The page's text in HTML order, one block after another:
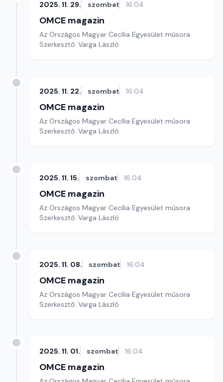
2025. 11. 29. szombat 16:04
OMCE magazin
Az Országos Magyar Cecília Egyesület műsora
Szerkesztő: Varga László
2025. 11. 22. szombat 16:04
OMCE magazin
Az Országos Magyar Cecília Egyesület műsora
Szerkesztő: Varga László
2025. 11. 15. szombat 16:04
OMCE magazin
Az Országos Magyar Cecília Egyesület műsora
Szerkesztő: Varga László
2025. 11. 08. szombat 16:04
OMCE magazin
Az Országos Magyar Cecília Egyesület műsora
Szerkesztő: Varga László
2025. 11. 01. szombat 16:04
OMCE magazin